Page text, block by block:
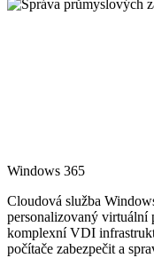
Windows 365
Cloudová služba
personalizovaný virtuální
komplexní VDI
počítače zabezpečit a